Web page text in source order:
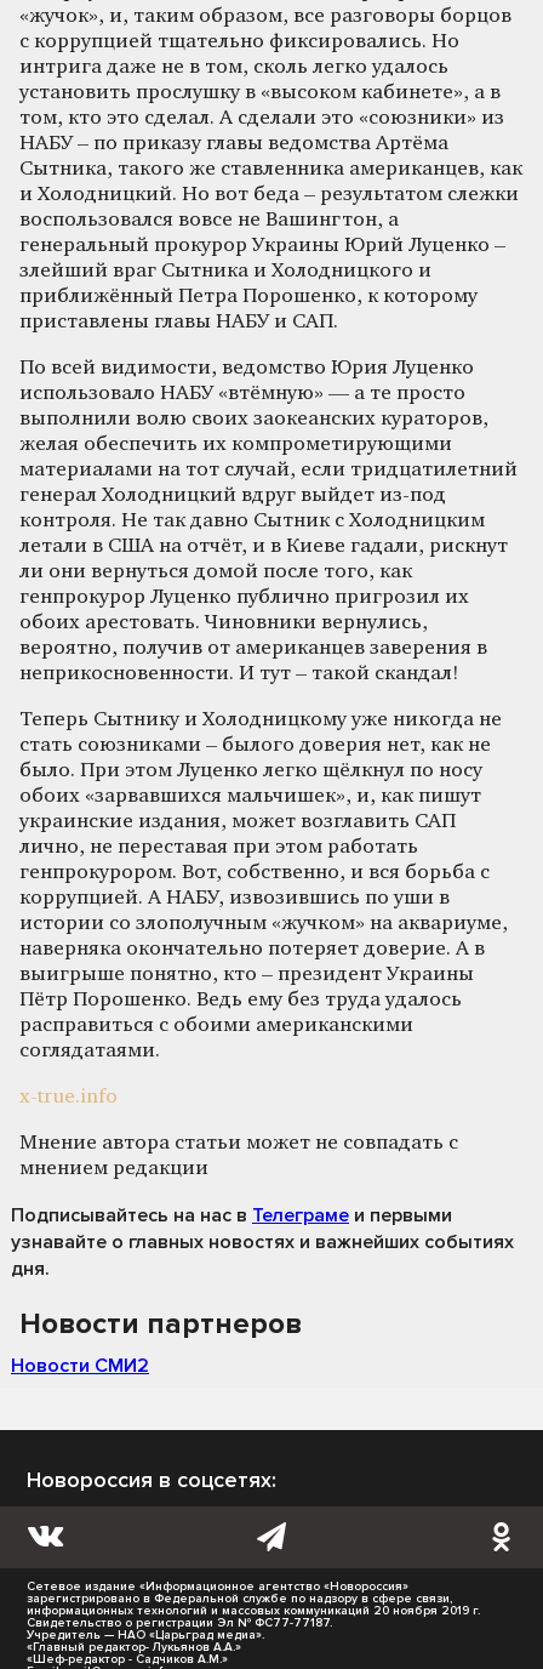
«жучок», и, таким образом, все разговоры борцов
с коррупцией тщательно фиксировались. Но
интрига даже не в том, сколь легко удалось
установить прослушку в «высоком кабинете», а в
том, кто это сделал. А сделали это «союзники» из
НАБУ – по приказу главы ведомства Артёма
Сытника, такого же ставленника американцев, как
и Холодницкий. Но вот беда – результатом слежки
воспользовался вовсе не Вашингтон, а
генеральный прокурор Украины Юрий Луценко –
злейший враг Сытника и Холодницкого и
приближённый Петра Порошенко, к которому
приставлены главы НАБУ и САП.
По всей видимости, ведомство Юрия Луценко
использовало НАБУ «втёмную» — а те просто
выполнили волю своих заокеанских кураторов,
желая обеспечить их компрометирующими
материалами на тот случай, если тридцатилетний
генерал Холодницкий вдруг выйдет из-под
контроля. Не так давно Сытник с Холодницким
летали в США на отчёт, и в Киеве гадали, рискнут
ли они вернуться домой после того, как
генпрокурор Луценко публично пригрозил их
обоих арестовать. Чиновники вернулись,
вероятно, получив от американцев заверения в
неприкосновенности. И тут – такой скандал!
Теперь Сытнику и Холодницкому уже никогда не
стать союзниками – былого доверия нет, как не
было. При этом Луценко легко щёлкнул по носу
обоих «зарвавшихся мальчишек», и, как пишут
украинские издания, может возглавить САП
лично, не переставая при этом работать
генпрокурором. Вот, собственно, и вся борьба с
коррупцией. А НАБУ, извозившись по уши в
истории со злополучным «жучком» на аквариуме,
наверняка окончательно потеряет доверие. А в
выигрыше понятно, кто – президент Украины
Пётр Порошенко. Ведь ему без труда удалось
расправиться с обоими американскими
соглядатаями.
x-true.info
Мнение автора статьи может не совпадать с
мнением редакции
Подписывайтесь на нас в Телеграме и первыми
узнавайте о главных новостях и важнейших событиях
дня.
Новости партнеров
Новости СМИ2
Новороссия в соцсетях:
Сетевое издание «Информационное агентство «Новороссия»
зарегистрировано в Федеральной службе по надзору в сфере связи,
информационных технологий и массовых коммуникаций 20 ноября 2019 г.
Свидетельство о регистрации Эл № ФС77-77187.
Учредитель — НАО «Царьград медиа».
«Главный редактор- Лукьянов А.А.»
«Шеф-редактор - Садчиков А.М.»